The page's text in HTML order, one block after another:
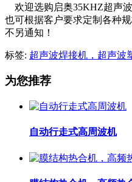
欢迎选购启奥35KHZ超声
也可根据客户要求定制各种
不另通知！
标签: 超声波焊接机，超声波
为您推荐
自动行走式高周波机